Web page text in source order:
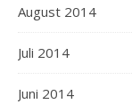
August 2014
Juli 2014
Juni 2014